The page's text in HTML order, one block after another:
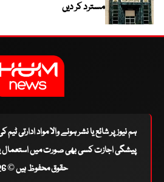
مسترد کر دیں
ہم نیوز پر شائع یا نشر ہونے والا مواد ادارتی
پیشگی اجازت کسی بھی صورت میں استعمال
حقوق محفوظ ہیں © 2026